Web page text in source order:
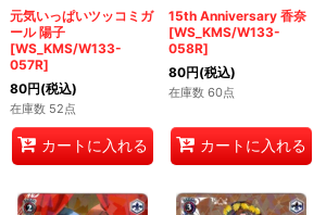
元気いっぱいツッコミガ
ール 陽子
[WS_KMS/W133-
057R]
80円(税込)
在庫数 52点
カートに入れる
15th Anniversary 香奈
[WS_KMS/W133-
058R]
80円(税込)
在庫数 60点
カートに入れる